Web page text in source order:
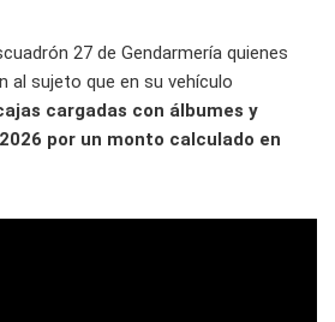
27 de Gendarmería quienes
al sujeto que en su vehículo
cargadas con álbumes y
por un monto calculado en